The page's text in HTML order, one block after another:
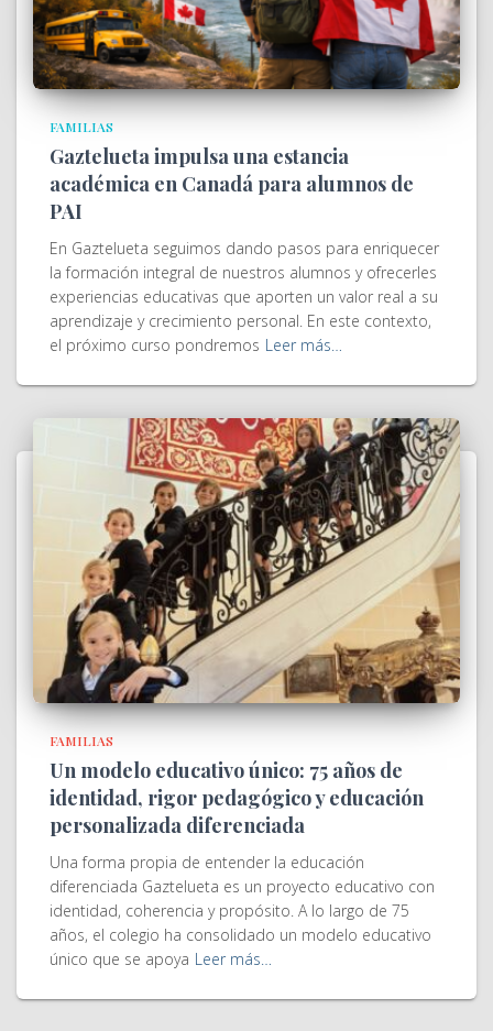
FAMILIAS
Gaztelueta impulsa una estancia
académica en Canadá para alumnos de
PAI
En Gaztelueta seguimos dando pasos para enriquecer
la formación integral de nuestros alumnos y ofrecerles
experiencias educativas que aporten un valor real a su
aprendizaje y crecimiento personal. En este contexto,
el próximo curso pondremos Leer más…
FAMILIAS
Un modelo educativo único: 75 años de
identidad, rigor pedagógico y educación
personalizada diferenciada
Una forma propia de entender la educación
diferenciada Gaztelueta es un proyecto educativo con
identidad, coherencia y propósito. A lo largo de 75
años, el colegio ha consolidado un modelo educativo
único que se apoya Leer más…